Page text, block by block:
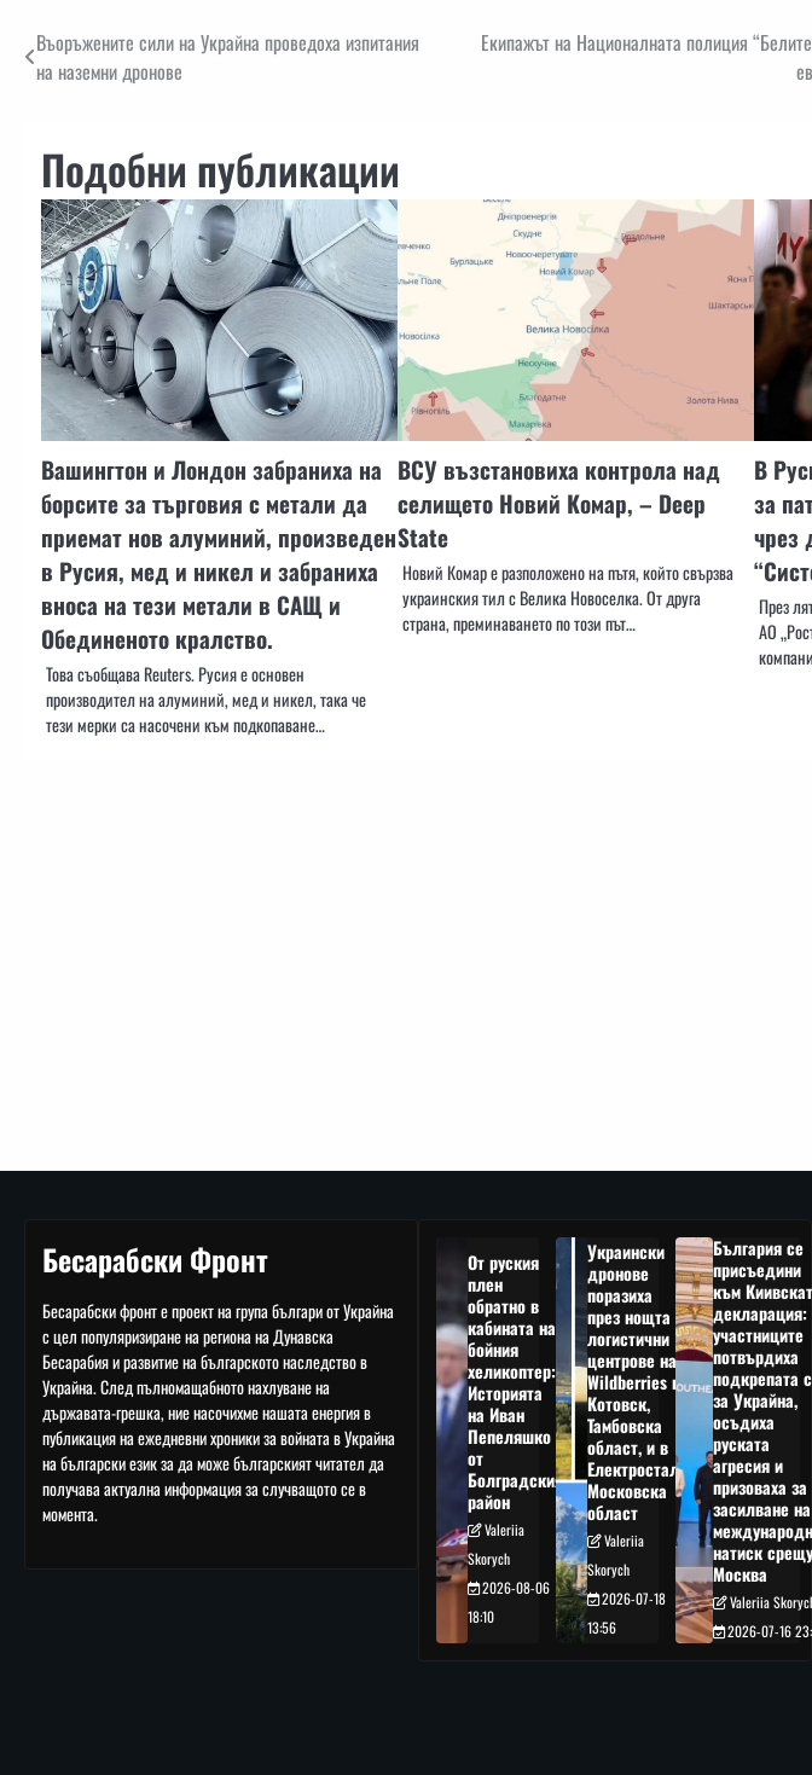
Навигация
Въоръжените сили на Украйна проведоха изпитания
на наземни дронове
Екипажът на Националната полиция
Подобни публикации
Вашингтон и Лондон забраниха на
борсите за търговия с метали да
приемат нов алуминий, произведен
в Русия, мед и никел и забраниха
вноса на тези метали в САЩ и
Обединеното кралство.
Това съобщава Reuters. Русия е основен
производител на алуминий, мед и никел, така че
тези мерки са насочени към подкопаване…
ВСУ възстановиха контрола над
селището Новий Комар, – Deep
State
Новий Комар е разположено на пътя, който свързва
украинския тил с Велика Новоселка. От друга
страна, преминаването по този път…
В
за
чрез
През
АО
Бесарабски Фронт
Бесарабски фронт е проект на група българи от Украйна
с цел популяризиране на региона на Дунавска
Бесарабия и развитие на българското наследство в
Украйна. След пълномащабното нахлуване на
държавата-грешка, ние насочихме нашата енергия в
публикация на ежедневни хроники за войната в Украйна
на български език за да може българският читател да
получава актуална информация за случващото се в
момента.
От руския
плен
обратно в
кабината на
бойния
хеликоптер:
Историята
на Иван
Пепеляшко
от
Болградския
район
Valeriia
Skorych
2026-08-06
18:10
Украински
дронове
поразиха
през нощта
логистични
центрове на
Wildberries в
Котовск,
Тамбовска
област, и в
Електростал,
Московска
област
Valeriia
Skorych
2026-07-18
13:56
България се
присъедини
към Киивската
декларация:
участниците
потвърдиха
подкрепата си
за Украйна,
осъдиха
руската
агресия и
призоваха за
засилване на
натиск срещу
Москва
Valeriia Skorych
2026-07-16